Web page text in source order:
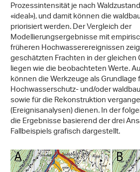
Prozessintensität je nach
«ideal»), und damit können die
priorisiert werden. Der Vergleich der
Modellierungsergebnisse mit
früheren Hochwasserereignissen
geschätzten Frachten in der
liegen wie die beobachteten Werte.
können die Werkzeuge als Grundlage
Hochwasserschutz- und/oder
sowie für die Rekonstruktion
(Ereignisanalysen) dienen. In der
die Ergebnisse basierend der drei
Fallbeispiels grafisch dargestellt.